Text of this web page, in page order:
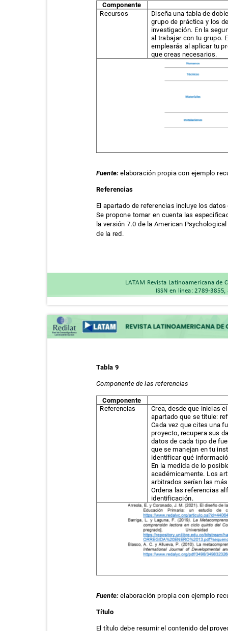
Componente
Recursos
Diseña una tabla de
grupo de práctica y los
investigación. En la
al trabajar con tu grupo.
emplearás al aplicar tu
que creas necesarios.
Fuente:elaboración propia con ejemplo
Referencias
El apartado de referencias incluye los
Se propone tomar en cuenta las
la versión 7.0 de la American
de la red.
LATAM Revista Latinoamericana de
ISSN en línea: 2789-
Tabla 9
Componente de las referencias
Componente
Referencias
Crea, desde que inicias
apartado que se titule:
Cada vez que cites una
proyecto, recupera sus
datos de cada tipo de
que se manejan en tu
identificar qué
En la medida de lo
académicamente. Los
arbitrados serían las
Ordena las referencias
identificación.
Fuente:elaboración propia con ejemplo
Título
El título debe resumir el contenido del